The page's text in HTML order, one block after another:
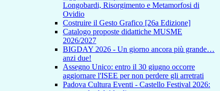
Longobardi, Risorgimento e Metamorfosi di
Ovidio
Costruire il Gesto Grafico [26a Edizione]
Catalogo proposte didattiche MUSME
2026/2027
BIGDAY 2026 - Un giorno ancora più grande…
anzi due!
Assegno Unico: entro il 30 giugno occorre
aggiornare l'ISEE per non perdere gli arretrati
Padova Cultura Eventi - Castello Festival 2026: